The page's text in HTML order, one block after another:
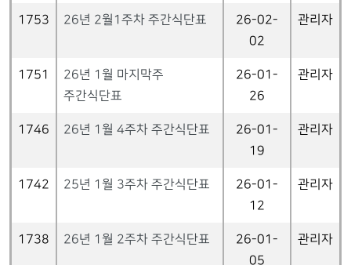
1753 26년 2월1주차 주간식단표
26-02-
02
관리자
1751
26년 1월 마지막주
주간식단표
26-01-
26
관리자
1746 26년 1월 4주차 주간식단표
26-01-
19
관리자
1742 25년 1월 3주차 주간식단표
26-01-
12
관리자
1738 26년 1월 2주차 주간식단표
26-01-
05
관리자